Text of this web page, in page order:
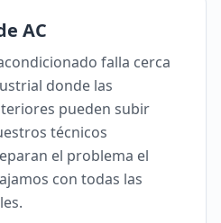
AC
falla cerca
donde las
pueden subir
técnicos
el problema el
con todas las